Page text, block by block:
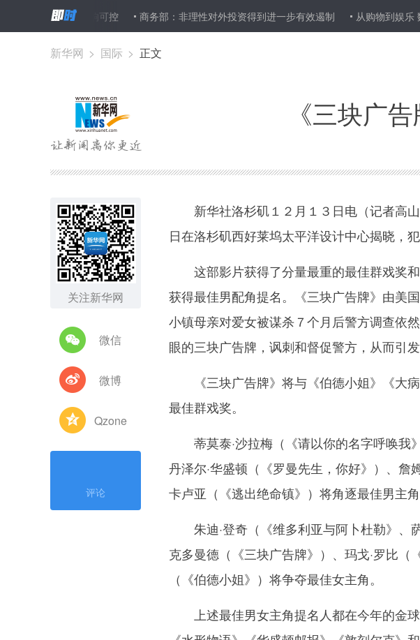
对中国影响可控 商务部：非理性对外投资得到进一步有效遏制 从购物到娱乐 数字化缔
新华网 > 国际 > 正文
《三块广
关注新华网
微信
微博
Qzone
评论
新华社洛杉矶１２月１３日电（记者高山
日在洛杉矶西好莱坞太平洋设计中心揭晓，
这部影片获得了分量最重的最佳群戏奖
获得最佳男配角提名。《三块广告牌》由美
小镇母亲对爱女被谋杀７个月后警方调查依
眼的三块广告牌，讽刺和督促警方，从而引发
《三块广告牌》将与《伯德小姐》《大
最佳群戏奖。
蒂莫泰·沙拉梅（《请以你的名字呼唤我》
丹泽尔·华盛顿（《罗曼先生，你好》）、詹
卡卢亚（《逃出绝命镇》）将角逐最佳男主角
朱迪·登奇（《维多利亚与阿卜杜勒》、
克多曼德（《三块广告牌》）、玛戈·罗比（
（《伯德小姐》）将争夺最佳女主角。
上述最佳男女主角提名人都在今年的金